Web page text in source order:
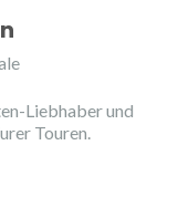
Liebhaber und
Touren.